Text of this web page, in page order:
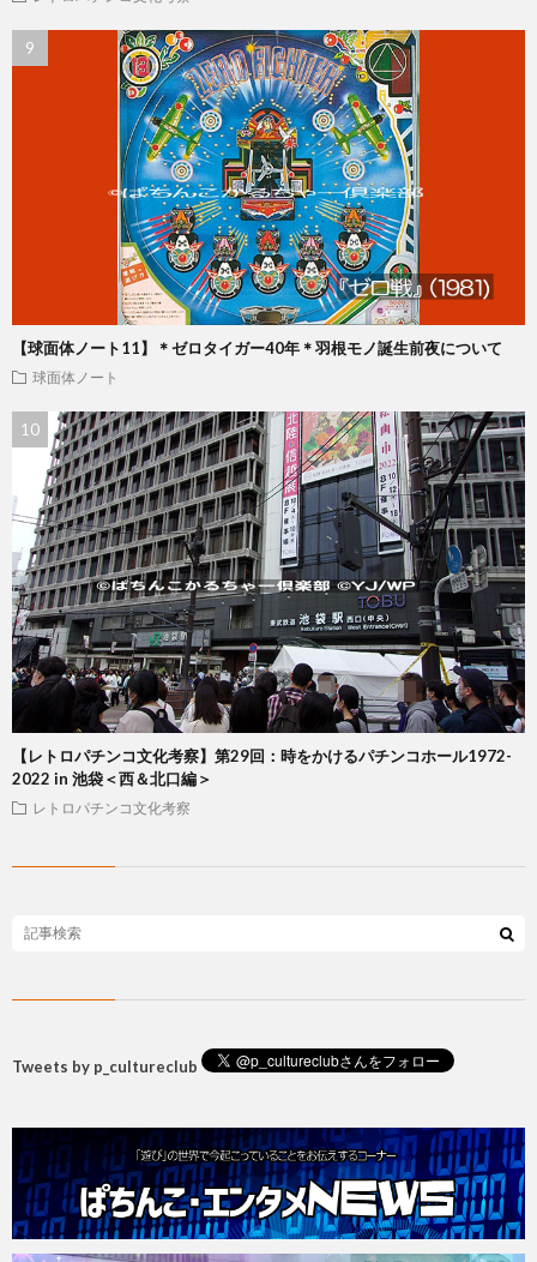
【球面体ノート11】＊ゼロタイガー40年＊羽根モノ誕生前夜について
球面体ノート
【レトロパチンコ文化考察】第29回：時をかけるパチンコホール1972-
2022 in 池袋＜西＆北口編＞
レトロパチンコ文化考察
Tweets by p_cultureclub